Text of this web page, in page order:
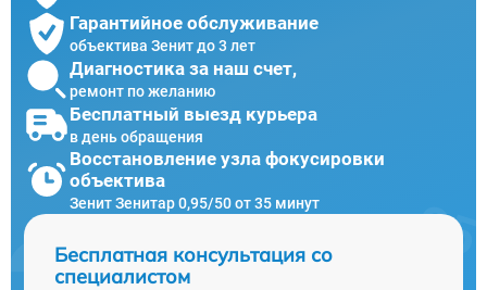
Гарантийное обслуживание
объектива Зенит до 3 лет
Диагностика за наш счет,
ремонт по желанию
Бесплатный выезд курьера
в день обращения
Восстановление узла фокусировки
объектива
Зенит Зенитар 0,95/50 от 35 минут
Бесплатная консультация со
специалистом